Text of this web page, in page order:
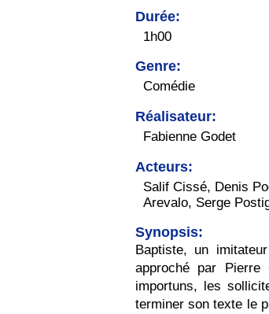
Durée:
1h00
Genre:
Comédie
Réalisateur:
Fabienne Godet
Acteurs:
Salif Cissé, Denis
Arevalo, Serge
Synopsis:
Baptiste, un
approché par
importuns, les
terminer son texte le